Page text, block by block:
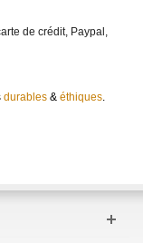
de crédit, Paypal,
durables & éthiques.